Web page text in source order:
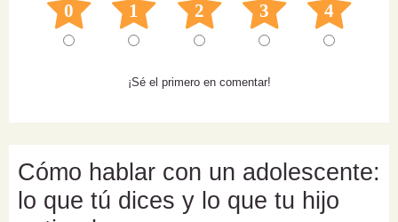
0 1 2 3 4
¡Sé el primero en comentar!
Cómo hablar con un adolescente:
lo que tú dices y lo que tu hijo